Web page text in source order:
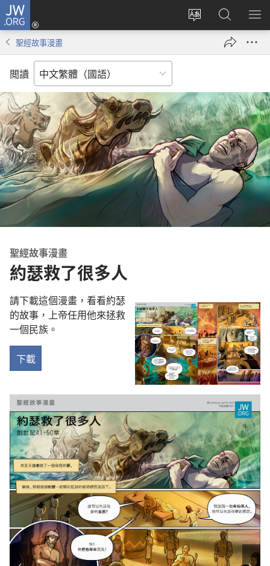
JW.ORG
更
言
登
入
（開
窗）
搜
尋
JW.ORG
顯
聖經故事漫畫
閲讀
聖經故事漫畫
約瑟救了很多人
請下載這個漫畫，看看約瑟
的故事，上帝任用他來拯救
一個民族。
下載